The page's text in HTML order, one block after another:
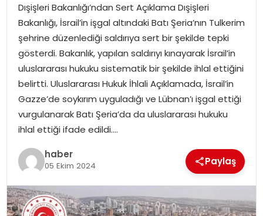
SPOR
EKONOMI
MAGAZIN
DÜNYA
OTOMOBIL
Dışişleri Bakanlığı’ndan Sert Açıklama Dışişleri
Bakanlığı, İsrail’in işgal altındaki Batı Şeria’nın Tulkerim
şehrine düzenlediği saldırıya sert bir şekilde tepki
gösterdi. Bakanlık, yapılan saldırıyı kınayarak İsrail’in
uluslararası hukuku sistematik bir şekilde ihlal ettiğini
belirtti. Uluslararası Hukuk İhlali Açıklamada, İsrail’in
Gazze’de soykırım uyguladığı ve Lübnan’ı işgal ettiği
vurgulanarak Batı Şeria’da da uluslararası hukuku
ihlal ettiği ifade edildi….
haber
05 Ekim 2024 Paylaş